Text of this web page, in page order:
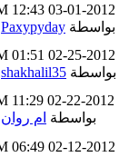
03-01-2012
12:43 PM
بواسطة Paxypyday
02-25-2012
01:51 PM
بواسطة shakhalil35
02-22-2012
11:29 PM
بواسطة ام روان
02-12-2012
06:49 PM